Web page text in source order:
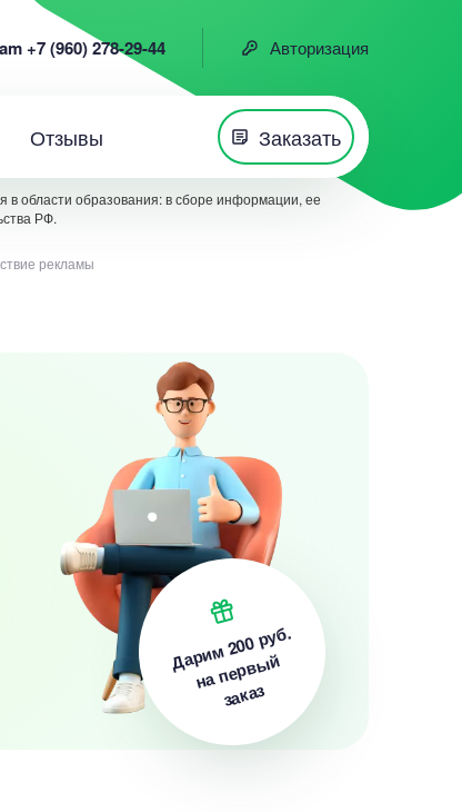
+7 (960) 278-29-44 Авторизация
Отзывы Заказать
области образования: в сборе информации, ее
РФ.
рекламы
Дарим200 руб.
на первый
заказ